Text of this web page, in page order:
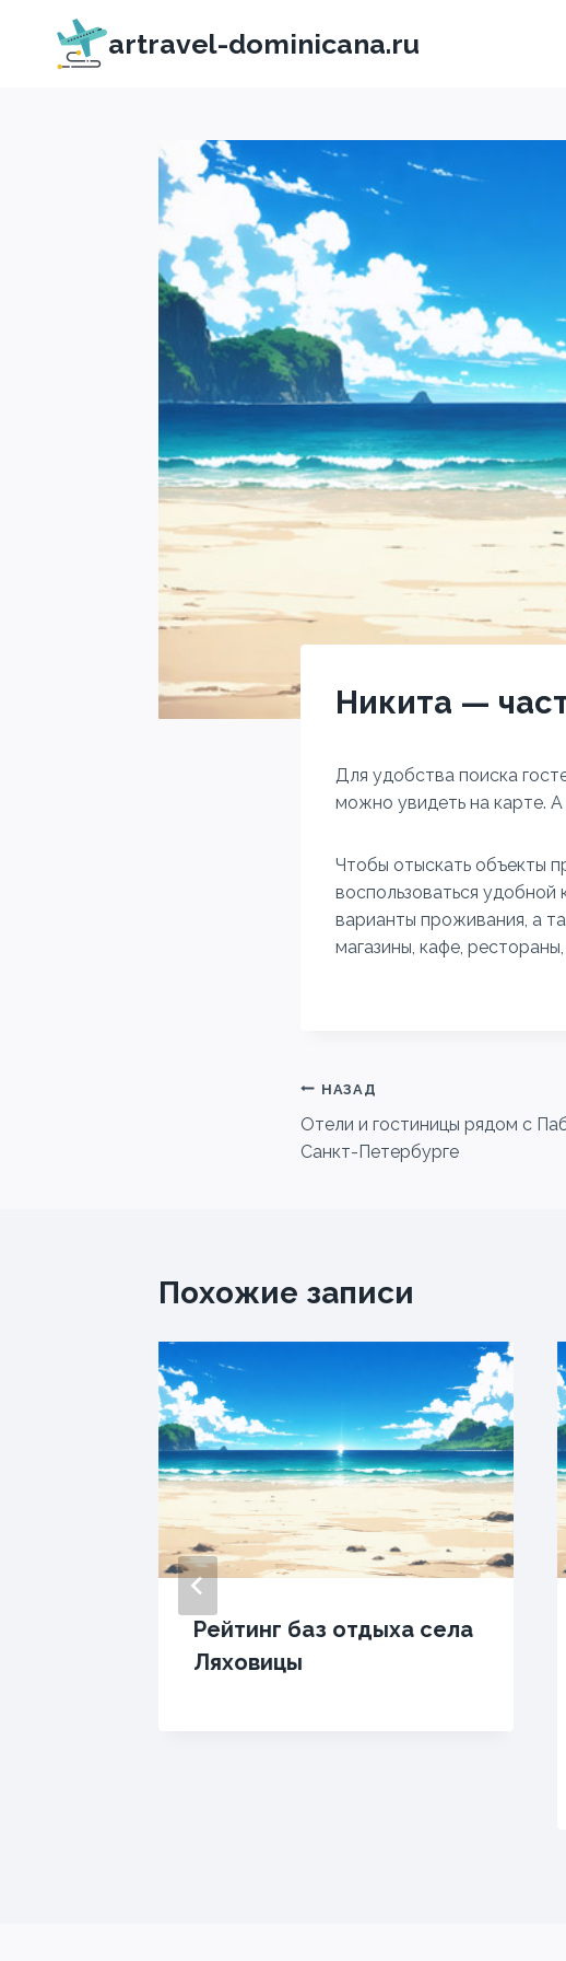
содержимому
artravel-dominicana.ru
Никита —
Для удобства поиска
можно увидеть на карте.
Чтобы отыскать объекты
воспользоваться удобной
варианты проживания, а
магазины, кафе,
Навигация
по
НАЗАД
Отели и гостиницы рядом с
Санкт-Петербурге
Похожие записи
Рейтинг баз отдыха села
Ляховицы